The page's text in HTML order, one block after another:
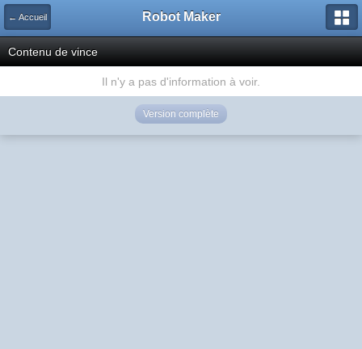
← Accueil Robot Maker
Contenu de vince
Il n'y a pas d'information à voir.
Version complète